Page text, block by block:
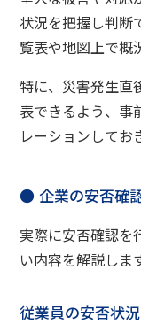
状況を把握し判断
覧表や地図上で概
特に、災害発生直
表できるよう、事
レーションしてお
企業の安否確
実際に安否確認を
い内容を解説しま
従業員の安否状